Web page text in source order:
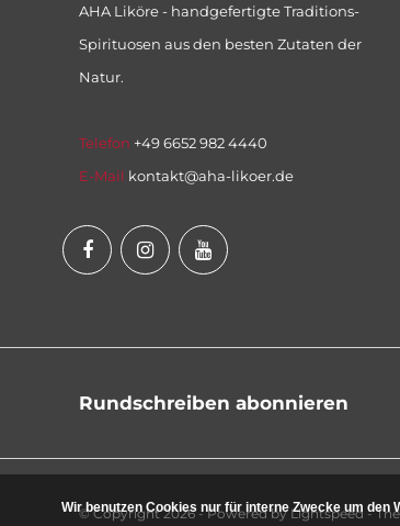
AHA Liköre - handgefertigte Traditions-
Spirituosen aus den besten Zutaten der
Natur.
Telefon +49 6652 982 4440
E-Mail kontakt@aha-likoer.de
Rundschreiben abonnieren
© Copyright 2026 - Powered byLightspeed -
Wir benutzen Cookies nur für interne Zwecke um den